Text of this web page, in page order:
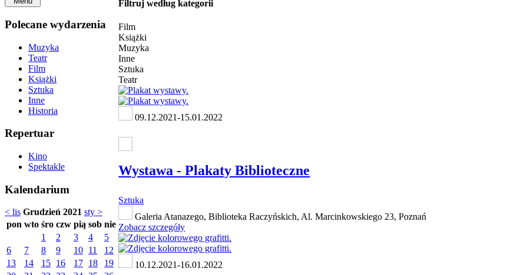
Polecane wydarzenia
Muzyka
Teatr
Film
Książki
Sztuka
Inne
Historia
Repertuar
Kino
Spektakle
Kalendarium
< lis Grudzień 2021 sty >
pon wto śro czw pią sob nie
1
2 3 4
5
6
7 8 9 10 11
12
13
14 15 16 17 18
19
Filtruj według kategorii
Film
Książki
Muzyka
Inne
Sztuka
Teatr
09.12.2021-15.01.2022
Wystawa - Plakaty Biblioteczne
Sztuka
Galeria Atanazego, Biblioteka Raczyńskich, Al. Marcinkowskiego 23, Poznań
Zobacz szczegóły
10.12.2021-16.01.2022